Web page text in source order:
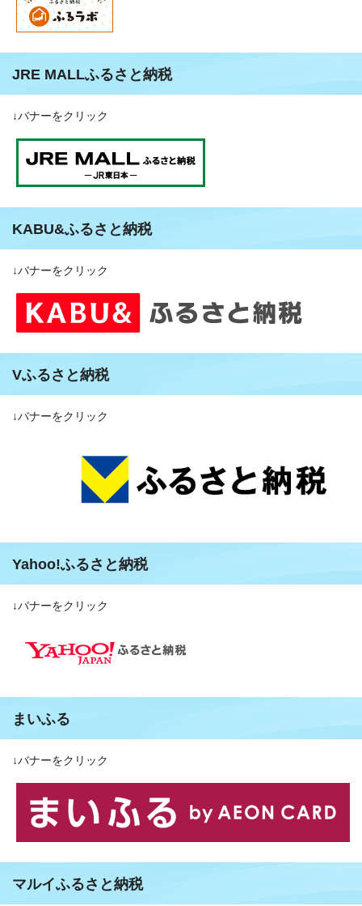
JRE MALLふるさと納税
↓バナーをクリック
KABU&ふるさと納税
↓バナーをクリック
Vふるさと納税
↓バナーをクリック
Yahoo!ふるさと納税
↓バナーをクリック
まいふる
↓バナーをクリック
マルイふるさと納税